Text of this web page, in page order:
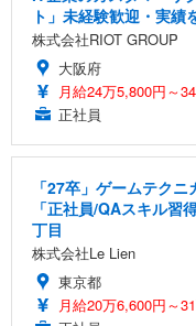
ト」未経験歓迎・実績
株式会社RIOT GROUP
大阪府
月給24万5,800円～
正社員
「27卒」ゲームテク
「正社員/QAスキル習
丁目
株式会社Le Lien
東京都
月給20万6,600円～